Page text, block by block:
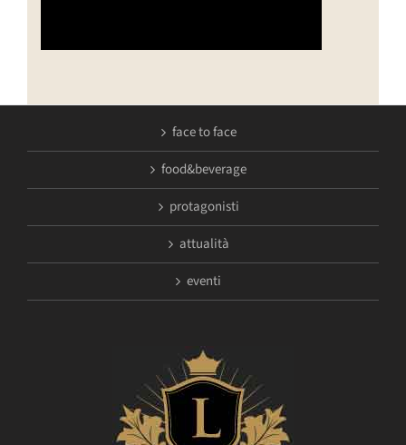
face to face
food&beverage
protagonisti
attualità
eventi